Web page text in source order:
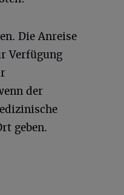
Die Anreise
Verfügung
der
geben.